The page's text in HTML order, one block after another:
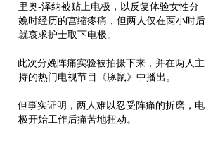
里奥-泽纳被贴上电极，以反复体验女性分
娩时经历的宫缩疼痛，但两人仅在两小时后
就哀求护士取下电极。
此次分娩阵痛实验被拍摄下来，并在两人主
持的热门电视节目《豚鼠》中播出。
但事实证明，两人难以忍受阵痛的折磨，电
极开始工作后痛苦地扭动。